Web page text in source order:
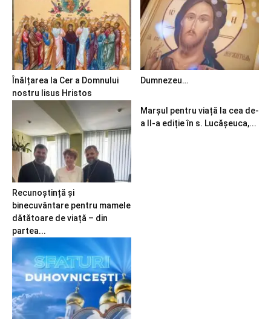
Înălțarea la Cer a Domnului
nostru Iisus Hristos
Dumnezeu…
Recunoștință și
binecuvântare pentru mamele
dătătoare de viață – din
partea...
Marșul pentru viață la cea de-
a II-a ediție în s. Lucășeuca,...